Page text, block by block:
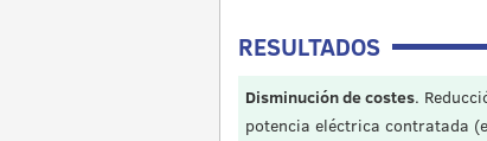
RESULTADOS
Disminución de costes.
potencia eléctrica contratada